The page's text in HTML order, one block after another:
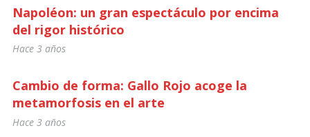
Napoléon: un gran espectáculo por encima
del rigor histórico
Hace 3 años
Cambio de forma: Gallo Rojo acoge la
metamorfosis en el arte
Hace 3 años